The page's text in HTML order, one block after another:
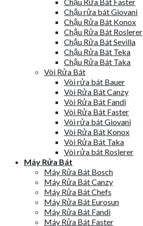
Chậu Rửa Bát Faster
Chậu rửa bát Giovani
Chậu Rửa Bát Konox
Chậu Rửa Bát Roslerer
Chậu Rửa Bát Sevilla
Chậu Rửa Bát Teka
Chậu Rửa Bát Taka
Vòi Rửa Bát
Vòi rửa bát Bauer
Vòi Rửa Bát Canzy
Vòi Rửa Bát Fandi
Vòi Rửa Bát Faster
Vòi rửa bát Giovani
Vòi Rửa Bát Konox
Vòi Rửa Bát Taka
Vòi rửa bát Roslerer
Máy Rửa Bát
Máy Rửa Bát Bosch
Máy Rửa Bát Canzy
Máy Rửa Bát Chefs
Máy Rửa Bát Eurosun
Máy Rửa Bát Fandi
Máy Rửa Bát Faster